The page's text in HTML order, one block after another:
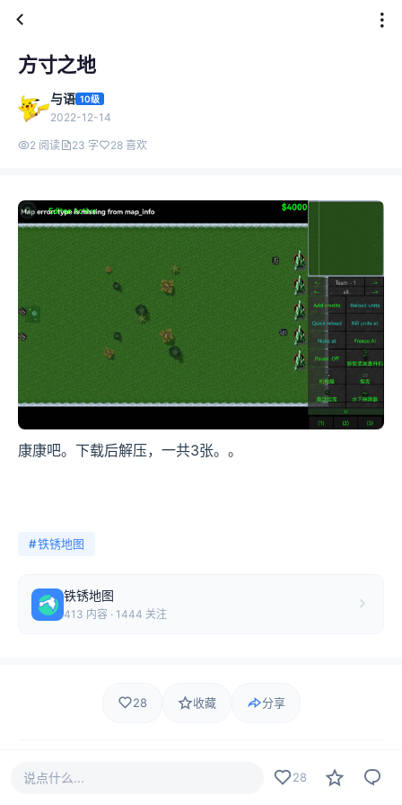
方寸之地
与语 10级
2022-12-14
2 阅读 23 字 28 喜欢
康康吧。下载后解压，一共3张。。
#铁锈地图
铁锈地图
413 内容 · 1444 关注
28 收藏 分享
说点什么... 28